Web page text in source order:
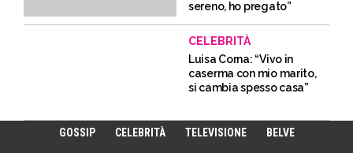
sereno, ho pregato”
CELEBRITÀ
Luisa Corna: “Vivo in
caserma con mio marito,
si cambia spesso casa”
GOSSIP CELEBRITÀ TELEVISIONE BELVE